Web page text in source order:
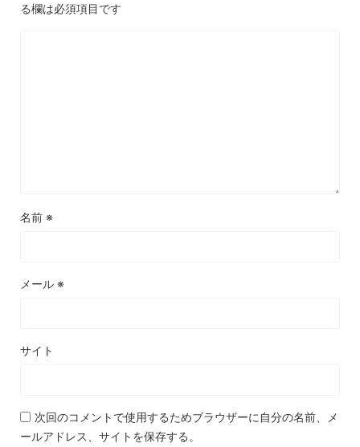
る欄は必須項目です
名前 ※
メール ※
サイト
次回のコメントで使用するためブラウザーに自分の名前、メ
ールアドレス、サイトを保存する。